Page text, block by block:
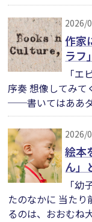
2026/
作家
ラフ」
「
序奏 想像してみて
──書いてはああ
2026/
絵本
ん」
「
たのなかに 当たり
るのは、おおむね